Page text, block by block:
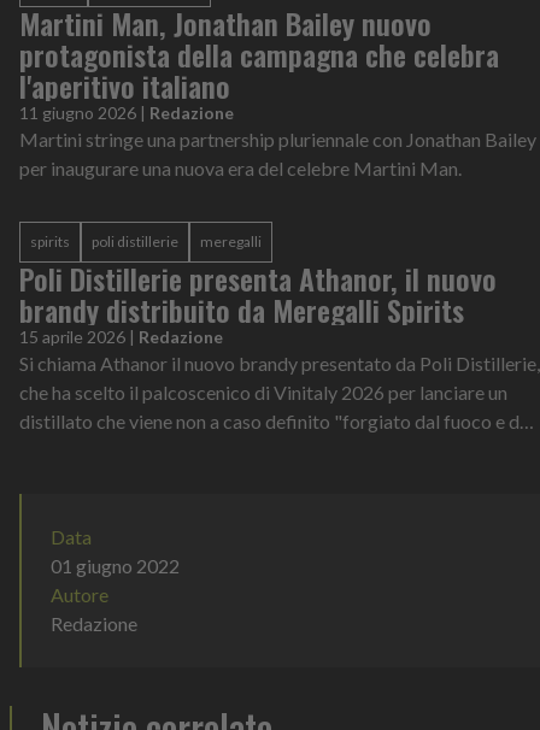
Martini Man, Jonathan Bailey nuovo
protagonista della campagna che celebra
l'aperitivo italiano
11 giugno 2026 | Redazione
Martini stringe una partnership pluriennale con Jonathan Bailey
per inaugurare una nuova era del celebre Martini Man.
spirits poli distillerie meregalli
Poli Distillerie presenta Athanor, il nuovo
brandy distribuito da Meregalli Spirits
15 aprile 2026 | Redazione
Si chiama Athanor il nuovo brandy presentato da Poli Distillerie,
che ha scelto il palcoscenico di Vinitaly 2026 per lanciare un
distillato che viene non a caso definito "forgiato dal fuoco e dal
Data
01 giugno 2022
Autore
Redazione